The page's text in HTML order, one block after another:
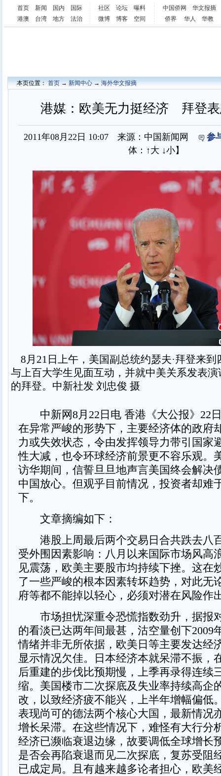
首页 新闻 国内
国际
港澳
台湾 地方 法治
社区 论坛
曝料
微博
博客 空间
中国侨网
华文报摘
侨界
华人 华教
本页位置：首页→新闻中心→海外华文报摘
港媒：欧美无力挺经济 拜登
2011年08月22日 10:07 来源：中国新闻网
参
体： ↑大 ↓小】
8月21日上午，美国副总统约瑟夫·拜登来到
与上百大学生见面互动，并就中美关系发表
的拜登。中新社发 刘忠俊 摄
中新网8月22日电 香港《大公报》22
在异常严峻的形势下，主要经济体的政府
力或失效状态，令由发挥领导力带引国家
性大减，也令环球经济前景更不容乐观。
访华期间，信誓旦旦地声言美国终会解决
中国放心。但观乎目前情况，投资者却难
下。
文章摘编如下：
港股上周最后两个交易日合共跌去八
受外围因素影响：八月以来国际市场风高
见震荡，欧美主要股市均持续下挫。这在
了一些严峻的根本因素转坏趋势，对此无
府等都不能掉以轻心，必须对潜在风险作
市场担忧深重令恐慌指数劲升，据报
的看淡已达两年间最甚，沽空量创下2009
情绪并非无所依据，欧美日等主要发达经
显示情况欠佳。日本经济本就呆滞不振，
后重建的步伐比预期慢，上季再录得连续
缩。美国楼市二次探底及失业率持续高企
改，以致经济疲不能兴，上半年增幅偏低
表现尚可的德法两个核心大国，最新情况
增长呆滞。在这些情况下，难怪有大行分
经济已濒临衰退边缘，故要调低全球增长
是否会再陷衰退而见二次探底，复苏受阻
已成定局。且有越来越多论者担心，欧美